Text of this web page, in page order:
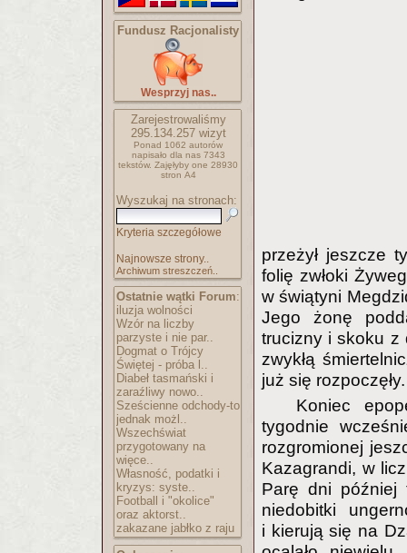
Fundusz Racjonalisty
Wesprzyj nas..
Zarejestrowaliśmy
295.134.257wizyt
Ponad 1062 autorów
napisało dla nas 7343
tekstów. Zajęłyby one 28930
stron A4
Wyszukaj na stronach:
Kryteria szczegółowe
Najnowsze strony..
Archiwum streszczeń..
Ostatnie wątki Forum:
iluzja wolności
Wzór na liczby
parzyste i nie par..
Dogmat o Trójcy
Świętej - próba l..
Diabeł tasmański i
zaraźliwy nowo..
Sześcienne odchody-to
jednak możl..
Wszechświat
przygotowany na
więce..
Własność, podatki i
kryzys: syste..
Football i "okolice"
oraz aktorst..
zakazane jabłko z raju
przeżył jeszcze
folię zwłoki
w świątyni
Jego żonę
trucizny i skoku z
zwykłą
już się rozpoczęły.
Koniec
tygodnie
rozgromionej
Kazagrandi, w
Parę dni później
niedobitki
i kierują się na